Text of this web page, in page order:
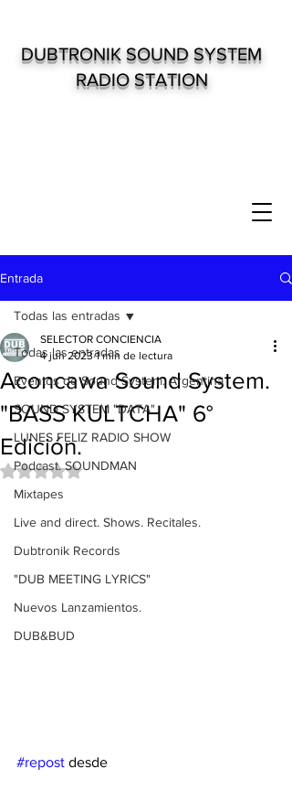
DUBTRONIK SOUND SYSTEM
RADIO STATION
Entrada
Todas las entradas
Eventos de Sound System. Argentina
SOUND SYSTEM "DATA"
LUNES FELIZ RADIO SHOW
Podcast. SOUNDMAN
Mixtapes
Live and direct. Shows. Recitales.
Dubtronik Records
"DUB MEETING LYRICS"
Nuevos Lanzamientos.
DUB&BUD
Todas las entradas
Aconcawa Sound System.
"BASS KULTCHA" 6°
Edición.
SELECTOR CONCIENCIA
4 jun 2023 1 min de lectura
Obtuvo NaN de 5 estrellas.
#repost desde